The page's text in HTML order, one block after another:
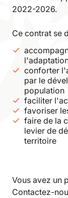
2022-2026.
Ce contrat se
conforter
par le
population
faciliter
favoriser
faire de la
levier de
territoire
Vous avez un
Contactez-